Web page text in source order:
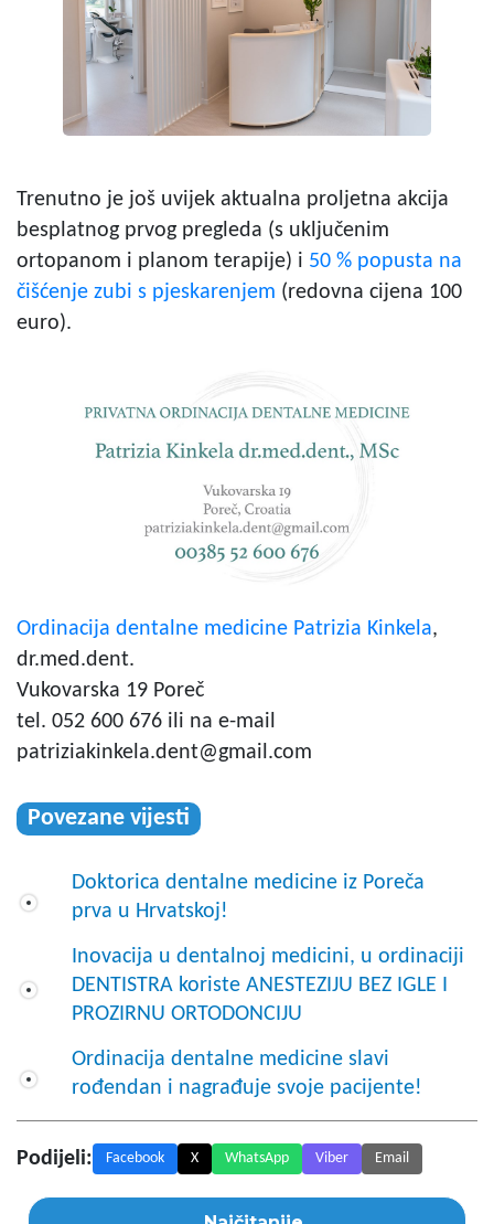
Trenutno je još uvijek aktualna proljetna akcija
besplatnog prvog pregleda (s uključenim
ortopanom i planom terapije) i 50 % popusta na
čišćenje zubi s pjeskarenjem (redovna cijena 100
euro).
Ordinacija dentalne medicine Patrizia Kinkela,
dr.med.dent.
Vukovarska 19 Poreč
tel. 052 600 676 ili na e-mail
patriziakinkela.dent@gmail.com
Povezane vijesti
Doktorica dentalne medicine iz Poreča
prva u Hrvatskoj!
Inovacija u dentalnoj medicini, u ordinaciji
DENTISTRA koriste ANESTEZIJU BEZ IGLE I
PROZIRNU ORTODONCIJU
Ordinacija dentalne medicine slavi
rođendan i nagrađuje svoje pacijente!
Podijeli: Facebook X WhatsApp Viber Email